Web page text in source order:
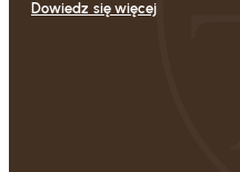
Dowiedz się więcej